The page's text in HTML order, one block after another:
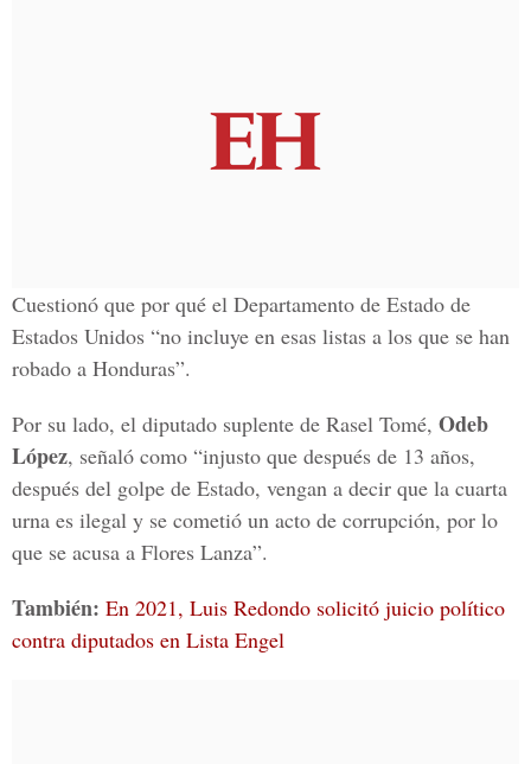
Cuestionó que por qué el Departamento de Estado de
Estados Unidos “no incluye en esas listas a los que se han
robado a Honduras”.
Por su lado, el diputado suplente de Rasel Tomé, Odeb
López, señaló como “injusto que después de 13 años,
después del golpe de Estado, vengan a decir que la cuarta
urna es ilegal y se cometió un acto de corrupción, por lo
que se acusa a Flores Lanza”.
También: En 2021, Luis Redondo solicitó juicio político
contra diputados en Lista Engel